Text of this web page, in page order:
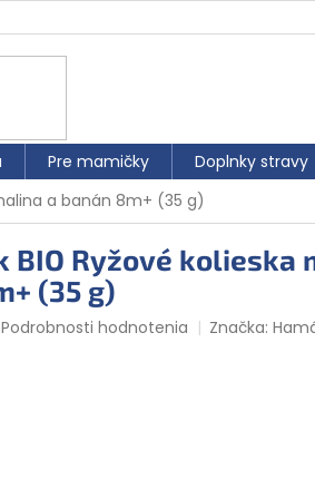
Pre mamičky Doplnky stravy
a banán 8m+ (35 g)
BIO Ryžové kolieska
(35 g)
Podrobnosti hodnotenia Značka: